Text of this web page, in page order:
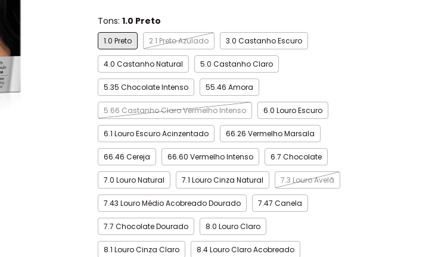
Tons: 1.0 Preto
1.0 Preto 2.1 Preto Azulado 3.0 Castanho Escuro
4.0 Castanho Natural 5.0 Castanho Claro
5.35 Chocolate Intenso 55.46 Amora
5.66 Castanho Claro Vermelho Intenso 6.0 Louro Escuro
6.1 Louro Escuro Acinzentado 66.26 Vermelho Marsala
66.46 Cereja 66.60 Vermelho Intenso 6.7 Chocolate
7.0 Louro Natural 7.1 Louro Cinza Natural 7.3 Louro Avelã
7.43 Louro Médio Acobreado Dourado 7.47 Canela
7.7 Chocolate Dourado 8.0 Louro Claro
8.1 Louro Cinza Claro 8.4 Louro Claro Acobreado